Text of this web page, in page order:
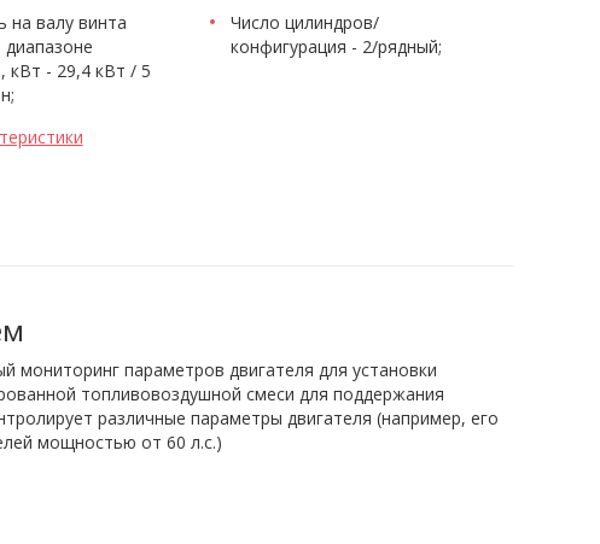
валу винта
кВт - 29,4 кВт / 5
Число цилиндров/
конфигурация - 2/рядный;
мониторинг параметров двигателя для установки
топливовоздушной смеси для поддержания
различные параметры двигателя (например, его
мощностью от 60 л.с.)